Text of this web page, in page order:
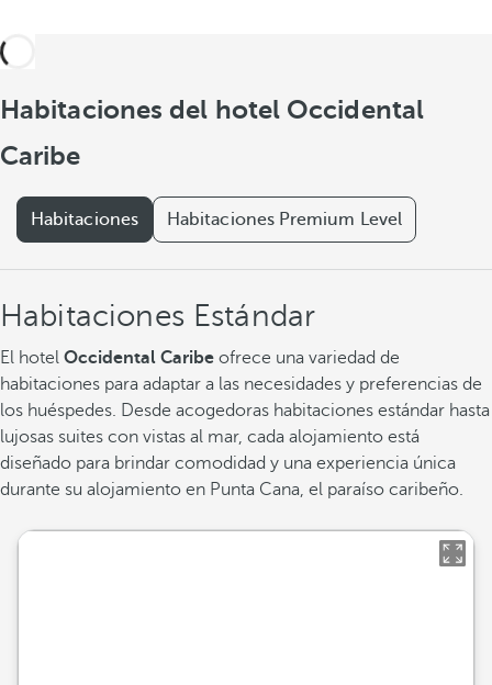
Habitaciones del hotel Occidental
Caribe
Habitaciones Habitaciones Premium Level
Habitaciones Estándar
El hotel Occidental Caribe ofrece una variedad de
habitaciones para adaptar a las necesidades y preferencias de
los huéspedes. Desde acogedoras habitaciones estándar hasta
lujosas suites con vistas al mar, cada alojamiento está
diseñado para brindar comodidad y una experiencia única
durante su alojamiento en Punta Cana, el paraíso caribeño.